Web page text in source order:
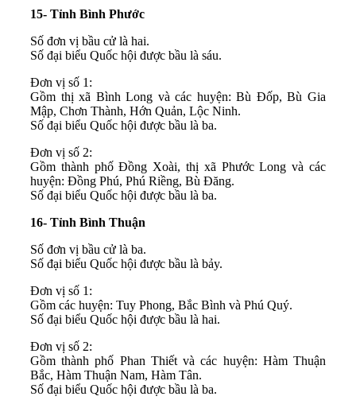
15- Tỉnh Bình Phước
Số đơn vị bầu cử là hai.
Số đại biểu Quốc hội được bầu là sáu.
Đơn vị số 1:
Gồm thị xã Bình Long và các huyện: Bù Đốp, Bù Gia
Mập, Chơn Thành, Hớn Quản, Lộc Ninh.
Số đại biểu Quốc hội được bầu là ba.
Đơn vị số 2:
Gồm thành phố Đồng Xoài, thị xã Phước Long và các
huyện: Đồng Phú, Phú Riềng, Bù Đăng.
Số đại biểu Quốc hội được bầu là ba.
16- Tỉnh Bình Thuận
Số đơn vị bầu cử là ba.
Số đại biểu Quốc hội được bầu là bảy.
Đơn vị số 1:
Gồm các huyện: Tuy Phong, Bắc Bình và Phú Quý.
Số đại biểu Quốc hội được bầu là hai.
Đơn vị số 2:
Gồm thành phố Phan Thiết và các huyện: Hàm Thuận
Bắc, Hàm Thuận Nam, Hàm Tân.
Số đại biểu Quốc hội được bầu là ba.